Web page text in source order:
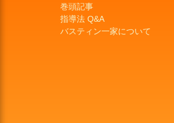
巻頭記事
指導法 Q&A
バスティン一家について